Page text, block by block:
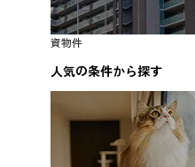
資物件
人気の条件から探す